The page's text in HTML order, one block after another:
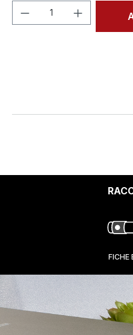
Quantité de
FICHE